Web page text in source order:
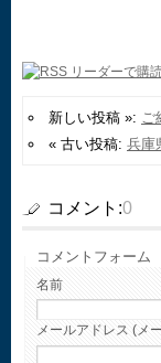
新しい投稿 »:
« 古い投稿: 兵庫
コメント:0
コメントフォーム
名前
メールアドレス (メ